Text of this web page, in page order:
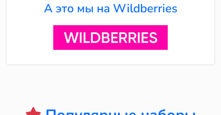
А это мы на Wildberries